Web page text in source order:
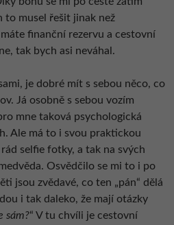
to musel řešit jinak než
finanční rezervu a cestovní
tak bych asi neváhal.
je dobré mít s sebou něco, co
Já osobně s sebou vozím
mne taková psychologická
Ale má to i svou praktickou
selfie fotky, a tak na svých
Osvědčilo se mi to i po
jsou zvědavé, co ten „pán“ dělá
i tak daleko, že mají otázky
sám?“ V tu chvíli je cestovní